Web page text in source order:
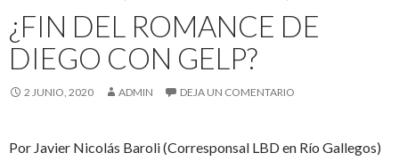
¿FIN DEL ROMANCE DE
DIEGO CON GELP?
2 JUNIO, 2020 ADMIN DEJA UN COMENTARIO
Por Javier Nicolás Baroli (Corresponsal LBD en Río Gallegos)